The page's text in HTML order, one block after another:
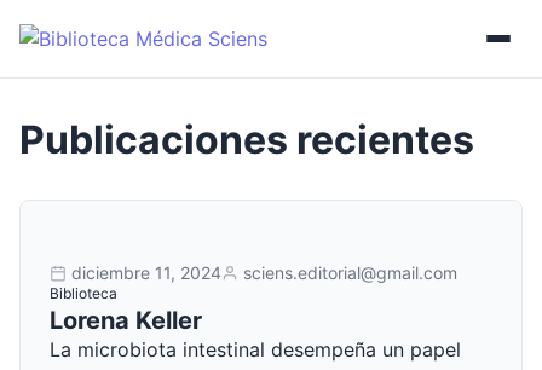
diciembre 11, 2024 sciens.editorial@gmail.com
Biblioteca
Lorena Keller
La microbiota intestinal desempeña un papel